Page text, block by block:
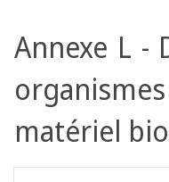
Annexe L -
matériel